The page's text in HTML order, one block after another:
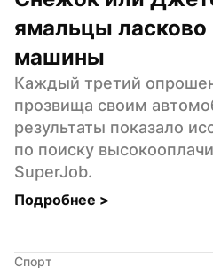
ямальцы
машины
Каждый третий
прозвища своим
результаты показало
по поиску
SuperJob.
Подробнее >
Спорт